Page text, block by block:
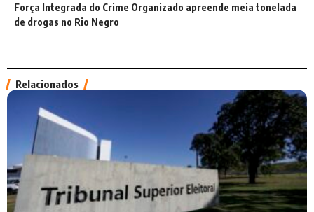
Força Integrada do Crime Organizado apreende meia tonelada
de drogas no Rio Negro
Relacionados